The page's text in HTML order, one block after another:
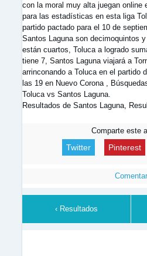
con la moral muy alta juegan online
para las estadísticas en esta liga
partido pactado para el 10 de
Santos Laguna son decimoquintos
están cuartos, Toluca a logrado
tiene 7, Santos Laguna viajará a
arrinconando a Toluca en el partido
las 19 en Nuevo Corona ,
Toluca vs Santos Laguna.
Resultados de Santos Laguna,
Comparte este
Twitter Pinterest
Comentar
‹ Resultados